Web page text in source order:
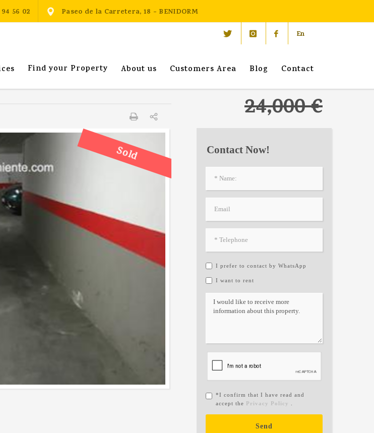
56 02
Paseo de la Carretera, 18 - BENIDORM
En
Find your Property About us Customers Area Blog Contact
24,000 €
Sold Contact Now!
I prefer to contact by WhatsApp
I want to rent
*I confirm that I have read and
accept the Privacy Policy
Send